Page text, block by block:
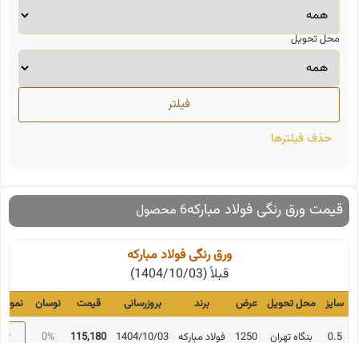
محل تحویل
حذف فیلترها
قیمت ورق رنگی فولاد مبارکه6 محصول
ورق رنگی فولاد مبارکه
قبلاً (1404/10/03)
سایز محل تحویل عرض برند بروزرسانی قیمت نوسان نمودار
0.5 بنگاه تهران 1250 فولاد مبارکه 1404/10/03
115,180
0%